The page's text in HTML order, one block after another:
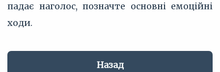
падає наголос, позначте основні емоційні
ходи.
Назад